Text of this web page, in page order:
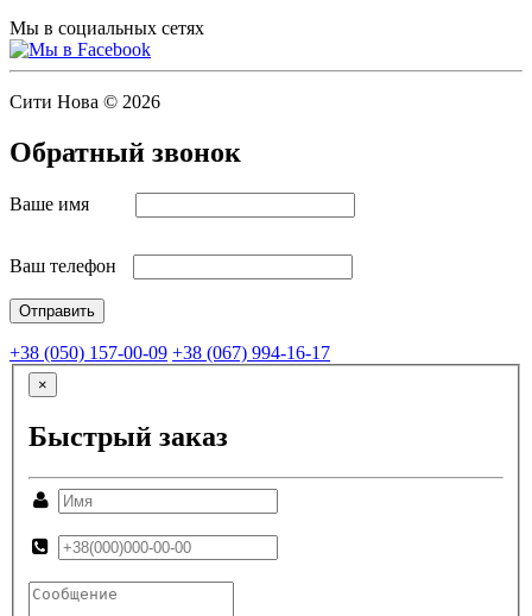
Мы в социальных сетях
Сити Нова © 2026
Обратный звонок
Ваше имя
Ваш телефон
+38 (050) 157-00-09 +38 (067) 994-16-17
×
Быстрый заказ